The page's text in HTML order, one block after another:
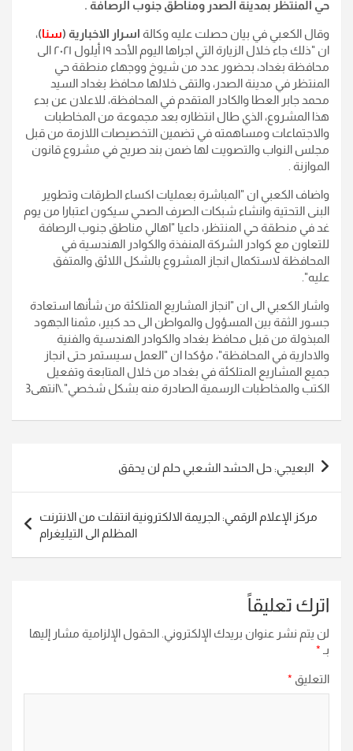
حي المنتظر بمدينة الصدر ومناطق جنوب الرصافة .
وقال الكعبي في بيان حصلت عليه وكالة اسرار الاخبارية (سنا)،
ان "ذلك جاء خلال الزيارة التي اجراها اليوم الأحد ١٩ أيلول ٢٠٢١ الى
محافظة بغداد، بحضور عدد من شيوخ ووجهاء منطقة حي
المنتظر في مدينة الصدر، والتقى خلالها محافظ بغداد السيد
محمد جابر العطا والكادر المتقدم في المحافظة، للاعلان عن بدء
هذا المشروع، الذي طال انتظاره بعد مجموعة من المخاطبات
والاجتماعات ومساهمته في تضمين التخصيصات اللازمة من قبل
مجلس النواب والتصويت لها ضمن بند صريح في مشروع قانون
الموازنة .
واضاف الكعبي ان "المباشرة بعمليات اكساء الطرقات وتطوير
البنى التحتية وانشاء شبكات الصرف الصحي سيكون اعتبارا من يوم
غد في منطقة حي المنتظر، داعيا "اهالي مناطق جنوب الرصافة
للتعاون مع كوادر الشركة المنفذة والكوادر الهندسية في
المحافظة لاستكمال انجاز المشروع بالشكل اللائق والمتفق
عليه".
واشار الكعبي الى ان "انجاز المشاريع المتلكئة من شأنها استعادة
جسور الثقة بين المسؤول والمواطن الى حد كبير، مثمنا الجهود
المبذولة من قبل محافظ بغداد والكوادر الهندسية والفنية
والادارية في المحافظة"، مؤكدا ان "العمل سيستمر حتى انجاز
جميع المشاريع المتلكئة في بغداد من خلال المتابعة وتفعيل
الكتب والمخاطبات الرسمية الصادرة منه بشكل شخصي".\انتهى3
تصفّح
المقالات
البعيجي: حل الحشد الشعبي حلم لن يحقق
مركز الإعلام الرقمي: الجريمة الالكترونية انتقلت من الانترنت
المظلم الى التيليغرام
اترك تعليقاً
لن يتم نشر عنوان بريدك الإلكتروني. الحقول الإلزامية مشار إليها
بـ *
التعليق *